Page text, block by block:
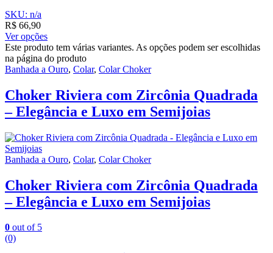
SKU: n/a
R$ 66,90
Ver opções
Este produto tem várias variantes. As opções podem ser escolhidas
na página do produto
Banhada a Ouro, Colar, Colar Choker
Choker Riviera com Zircônia Quadrada
– Elegância e Luxo em Semijoias
Banhada a Ouro, Colar, Colar Choker
Choker Riviera com Zircônia Quadrada
– Elegância e Luxo em Semijoias
0 out of 5
(0)